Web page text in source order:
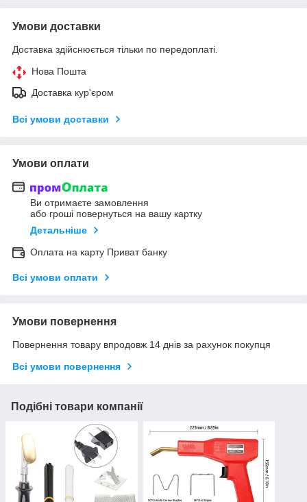
Умови доставки
Доставка здійснюється тільки по передоплаті.
Нова Пошта
Доставка кур'єром
Всі умови доставки
Умови оплати
Ви отримаєте замовлення
або гроші повернуться на вашу картку
Детальніше
Оплата на карту Приват банку
Всі умови оплати
Умови повернення
Повернення товару впродовж 14 днів за рахунок покупця
Всі умови повернення
Подібні товари компанії